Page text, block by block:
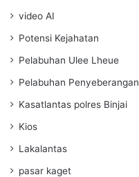
video AI
Potensi Kejahatan
Pelabuhan Ulee Lheue
Pelabuhan Penyeberangan
Kasatlantas polres Binjai
Kios
Lakalantas
pasar kaget